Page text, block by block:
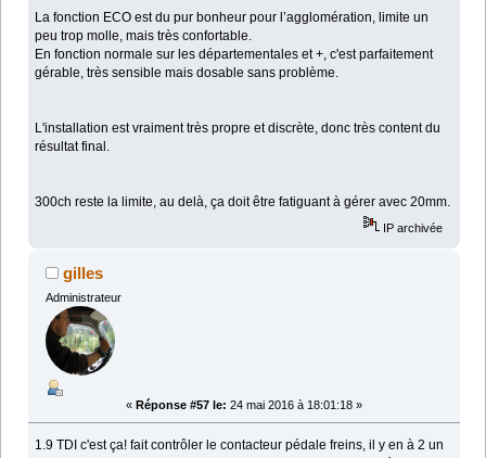
La fonction ECO est du pur bonheur pour l’agglomération, limite un
peu trop molle, mais très confortable.
En fonction normale sur les départementales et +, c'est parfaitement
gérable, très sensible mais dosable sans problème.
L'installation est vraiment très propre et discrète, donc très content du
résultat final.
300ch reste la limite, au delà, ça doit être fatiguant à gérer avec 20mm.
IP archivée
gilles
Administrateur
« Réponse #57 le: 24 mai 2016 à 18:01:18 »
1.9 TDI c'est ça! fait contrôler le contacteur pédale freins, il y en à 2 un